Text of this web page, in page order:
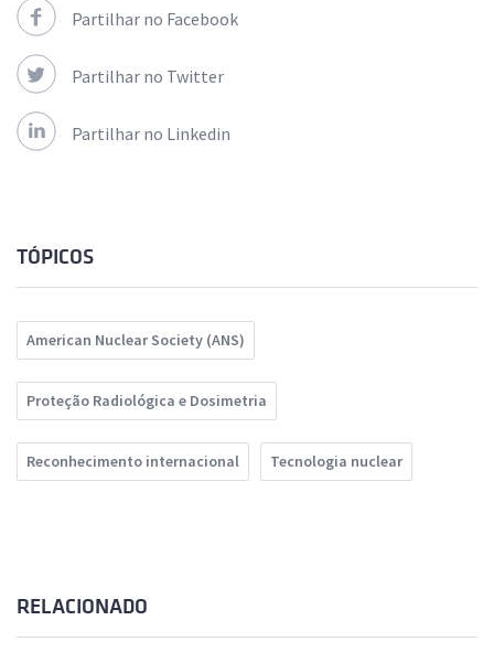
Partilhar no Facebook
Partilhar no Twitter
Partilhar no Linkedin
TÓPICOS
American Nuclear Society (ANS)
Proteção Radiológica e Dosimetria
Reconhecimento internacional Tecnologia nuclear
RELACIONADO